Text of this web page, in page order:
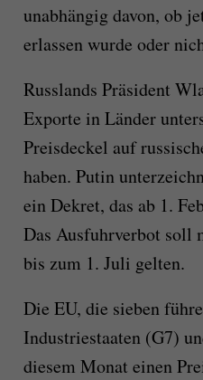
unabhängig davon, ob
erlassen wurde oder
Russlands Präsident
Exporte in Länder
Preisdeckel auf
haben. Putin
ein Dekret, das ab 1.
Das Ausfuhrverbot soll
bis zum 1. Juli gelten.
Die EU, die sieben
Industriestaaten (G7)
diesem Monat einen